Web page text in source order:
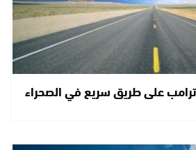
على طريق سريع في الصحراء